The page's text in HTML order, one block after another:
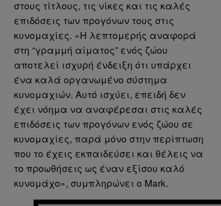
στους τίτλους, τις νίκες και τις καλές
επιδόσεις των προγόνων τους στις
κυνομαχίες. «Η λεπτομερής αναφορά
στη “γραμμή αίματος” ενός ζώου
αποτελεί ισχυρή ένδειξη ότι υπάρχει
ένα καλά οργανωμένο σύστημα
κυνομαχιών. Αυτό ισχύει, επειδή δεν
έχει νόημα να αναφέρεσαι στις καλές
επιδόσεις των προγόνων ενός ζώου σε
κυνομαχίες, παρά μόνο στην περίπτωση
που το έχεις εκπαιδεύσει και θέλεις να
το προωθήσεις ως έναν εξίσου καλό
κυνομάχο», συμπληρώνει ο Mark.